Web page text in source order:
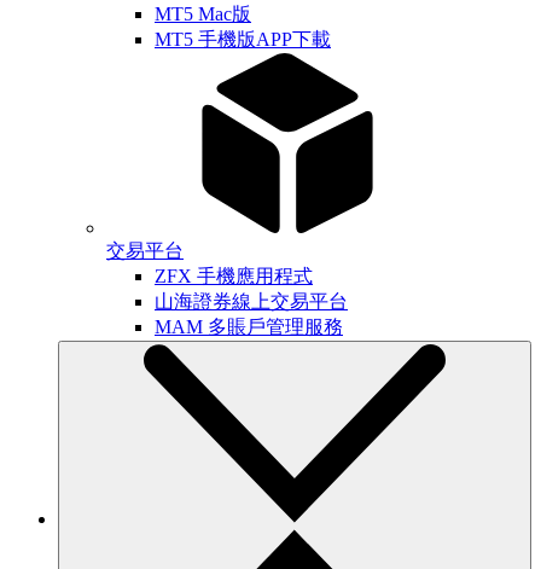
MT5 Mac版
MT5 手機版APP下載
交易平台
ZFX 手機應用程式
山海證券線上交易平台
MAM 多賬戶管理服務